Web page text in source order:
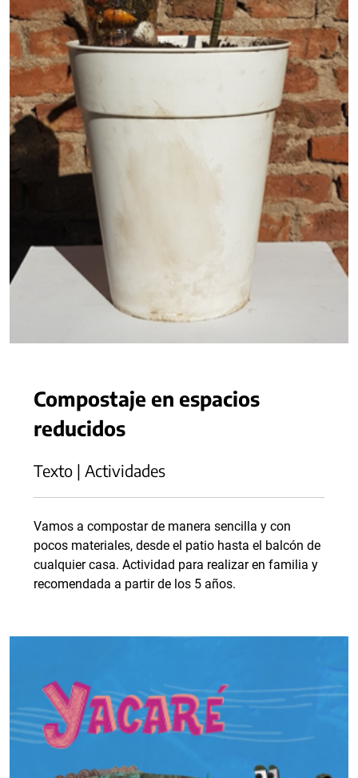
Compostaje en espacios
reducidos
Texto | Actividades
Vamos a compostar de manera sencilla y con
pocos materiales, desde el patio hasta el balcón de
cualquier casa. Actividad para realizar en familia y
recomendada a partir de los 5 años.